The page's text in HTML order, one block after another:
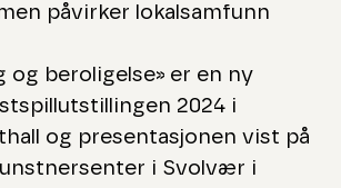
påvirker lokalsamfunn
og beroligelse» er en ny
2024 i
og presentasjonen vist på
i Svolvær i